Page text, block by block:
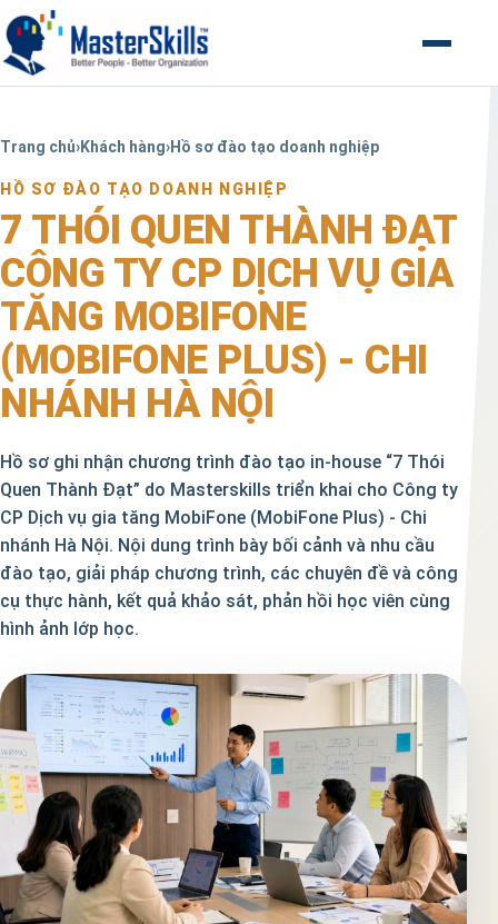
Mở menu
Trang chủ›Khách hàng›Hồ sơ đào tạo doanh nghiệp
HỒ SƠ ĐÀO TẠO DOANH NGHIỆP
7 THÓI QUEN THÀNH ĐẠT
CÔNG TY CP DỊCH VỤ GIA
TĂNG MOBIFONE
(MOBIFONE PLUS) - CHI
NHÁNH HÀ NỘI
Hồ sơ ghi nhận chương trình đào tạo in-house “7 Thói
Quen Thành Đạt” do Masterskills triển khai cho Công ty
CP Dịch vụ gia tăng MobiFone (MobiFone Plus) - Chi
nhánh Hà Nội. Nội dung trình bày bối cảnh và nhu cầu
đào tạo, giải pháp chương trình, các chuyên đề và công
cụ thực hành, kết quả khảo sát, phản hồi học viên cùng
hình ảnh lớp học.